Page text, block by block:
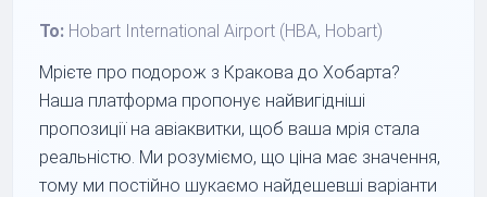
To: Hobart International Airport (HBA, Hobart)
Мрієте про подорож з Кракова до Хобарта?
Наша платформа пропонує найвигідніші
пропозиції на авіаквитки, щоб ваша мрія стала
реальністю. Ми розуміємо, що ціна має значення,
тому ми постійно шукаємо найдешевші варіанти